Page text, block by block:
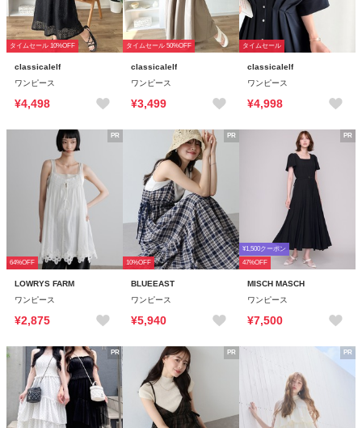
タイムセール 10%OFF
classicalelf
ワンピース
¥4,498
タイムセール 50%OFF
classicalelf
ワンピース
¥3,499
タイムセール
classicalelf
ワンピース
¥4,998
PR
64%OFF
LOWRYS FARM
ワンピース
¥2,875
PR
10%OFF
BLUEEAST
ワンピース
¥5,940
PR
¥1,500クーポン
47%OFF
MISCH MASCH
ワンピース
¥7,500
PR PR PR